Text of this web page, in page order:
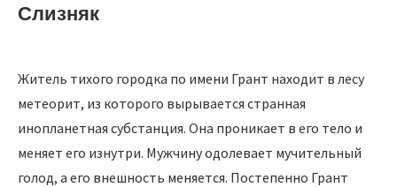
Слизняк
Житель тихого городка по имени Грант находит в лесу
метеорит, из которого вырывается странная
инопланетная субстанция. Она проникает в его тело и
меняет его изнутри. Мужчину одолевает мучительный
голод, а его внешность меняется. Постепенно Грант